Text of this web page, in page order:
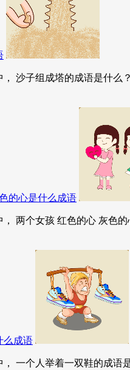
沙子组成塔的成语是什么
的心是什么成语
两个女孩 红色的心 灰色
么成语
一个人举着一双鞋的成语